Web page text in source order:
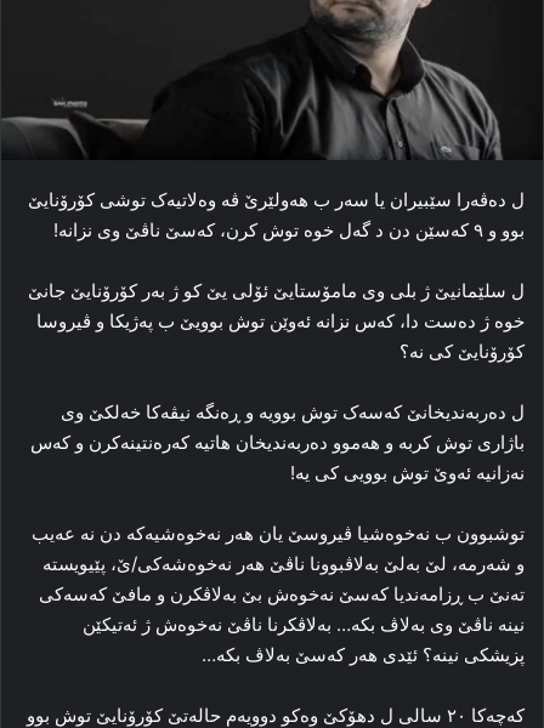
ل ده‌ڤه‌را سێبیران یا سه‌ر ب هه‌ولێرێ ڤە وه‌لاتیه‌ک توشی کۆرۆنایێ
بوو و ۹ که‌سێن دن د گه‌ل خوه‌ توش کرن، که‌سێ ناڤێ وی نزانە!
ل سلێمانیێ ژ بلی وی مامۆستایێ ئۆلی یێ کو ژ به‌ر کۆرۆنایێ جانێ
خوه‌ ژ ده‌ست دا، که‌س نزانە ئه‌وێن توش بوویێ ب پەژیكا و ڤیروسا
کۆرۆنایێ کی نه‌؟
ل ده‌ربه‌ندیخانێ که‌سه‌ک توش بوویه‌ و ڕه‌نگه‌ نیڤه‌کا خه‌لکێ وی
باژاری توش کربه‌ و هه‌موو ده‌ربه‌ندیخان هاتیه‌ که‌ره‌نتینه‌کرن و که‌س
نه‌زانیه‌ ئه‌وێ توش بوویی کی یه‌!
توشبوون ب نه‌خوه‌شیا ڤیروسێ یان هه‌ر نه‌خوه‌شیه‌که‌ دن نه‌ عه‌یب
و شه‌رمه‌، لێ به‌لێ به‌لاڤبوونا ناڤێ هه‌ر نه‌خوه‌شه‌کی/ێ، پێیویسته‌
ته‌نێ ب ڕزامه‌ندیا که‌سێ نه‌خوه‌ش بێ به‌لاڤکرن و مافێ که‌سه‌کی
نینه‌ ناڤێ وی به‌لاڤ بکه‌… به‌لاڤکرنا ناڤێ نه‌خوه‌ش ژ ئه‌تیکێن
پزیشکی نینه‌؟ ئێدی هه‌ر که‌سێ به‌لاڤ بکه‌…
که‌چه‌کا ۲۰ سالی ل دهۆکێ وه‌کو دوویه‌م حاله‌تێ کۆرۆنایێ توش بوو